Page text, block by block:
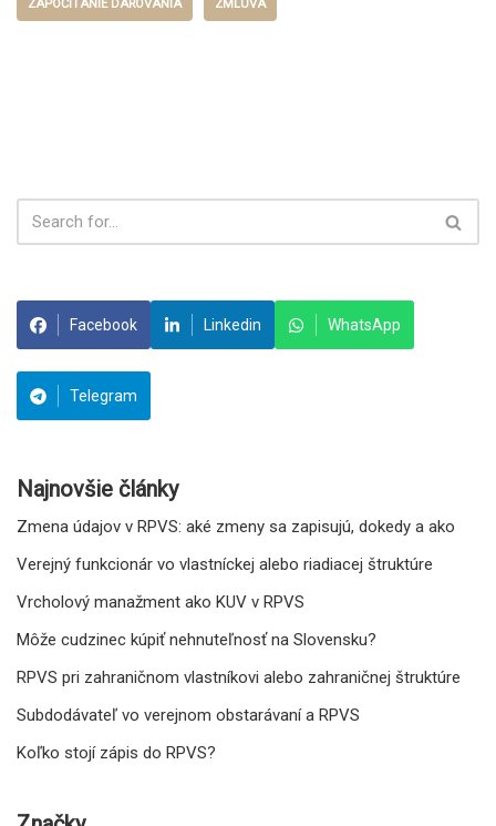
ZAPOČÍTANIE DAROVANIA ZMLUVA
Facebook Linkedin WhatsApp
Telegram
Najnovšie články
Zmena údajov v RPVS: aké zmeny sa zapisujú, dokedy a ako
Verejný funkcionár vo vlastníckej alebo riadiacej štruktúre
Vrcholový manažment ako KUV v RPVS
Môže cudzinec kúpiť nehnuteľnosť na Slovensku?
RPVS pri zahraničnom vlastníkovi alebo zahraničnej štruktúre
Subdodávateľ vo verejnom obstarávaní a RPVS
Koľko stojí zápis do RPVS?